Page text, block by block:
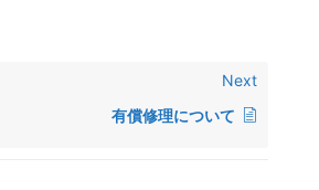
Next
有償修理について